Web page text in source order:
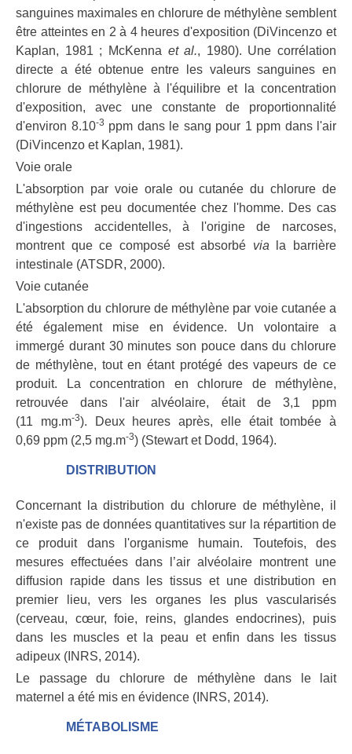
sanguines maximales en chlorure de méthylène semblent
être atteintes en 2 à 4 heures d'exposition (DiVincenzo et
Kaplan, 1981 ; McKenna et al., 1980). Une corrélation
directe a été obtenue entre les valeurs sanguines en
chlorure de méthylène à l'équilibre et la concentration
d'exposition, avec une constante de proportionnalité
d'environ 8.10-3 ppm dans le sang pour 1 ppm dans l'air
(DiVincenzo et Kaplan, 1981).
Voie orale
L'absorption par voie orale ou cutanée du chlorure de
méthylène est peu documentée chez l'homme. Des cas
d'ingestions accidentelles, à l'origine de narcoses,
montrent que ce composé est absorbé via la barrière
intestinale (ATSDR, 2000).
Voie cutanée
L'absorption du chlorure de méthylène par voie cutanée a
été également mise en évidence. Un volontaire a
immergé durant 30 minutes son pouce dans du chlorure
de méthylène, tout en étant protégé des vapeurs de ce
produit. La concentration en chlorure de méthylène,
retrouvée dans l'air alvéolaire, était de 3,1 ppm
(11 mg.m-3). Deux heures après, elle était tombée à
0,69 ppm (2,5 mg.m-3) (Stewart et Dodd, 1964).
DISTRIBUTION
Concernant la distribution du chlorure de méthylène, il
n'existe pas de données quantitatives sur la répartition de
ce produit dans l'organisme humain. Toutefois, des
mesures effectuées dans l’air alvéolaire montrent une
diffusion rapide dans les tissus et une distribution en
premier lieu, vers les organes les plus vascularisés
(cerveau, cœur, foie, reins, glandes endocrines), puis
dans les muscles et la peau et enfin dans les tissus
adipeux (INRS, 2014).
Le passage du chlorure de méthylène dans le lait
maternel a été mis en évidence (INRS, 2014).
MÉTABOLISME